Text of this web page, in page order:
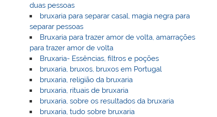
duas pessoas
bruxaria para separar casal, magia negra para
separar pessoas
Bruxaria para trazer amor de volta, amarrações
para trazer amor de volta
Bruxaria- Essências, filtros e poções
bruxaria, bruxos, bruxos em Portugal
bruxaria, religião da bruxaria
bruxaria, rituais de bruxaria
bruxaria, sobre os resultados da bruxaria
bruxaria, tudo sobre bruxaria